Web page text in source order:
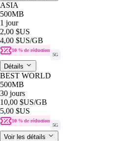
ASIA
500MB
1 jour
2,00 $US
4,00 $US/GB
10 % de réduction
5G
Détails
BEST WORLD
500MB
30 jours
10,00 $US/GB
5,00 $US
10 % de réduction
5G
Voir les détails